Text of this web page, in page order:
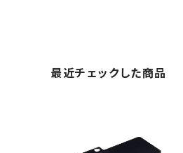
最近チェックした商品